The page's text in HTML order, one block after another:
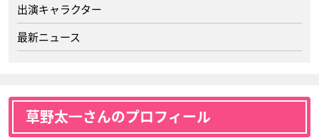
出演キャラクター
最新ニュース
草野太一さんのプロフィール